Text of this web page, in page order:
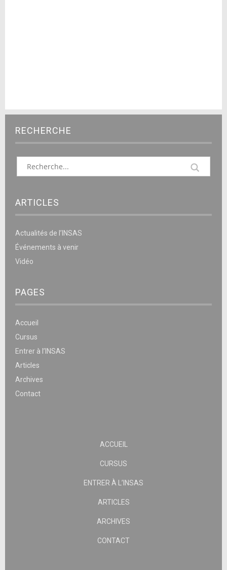
RECHERCHE
ARTICLES
Actualités de l’INSAS
Événements à venir
Vidéo
PAGES
Accueil
Cursus
Entrer à l’INSAS
Articles
Archives
Contact
ACCUEIL
CURSUS
ENTRER À L’INSAS
ARTICLES
ARCHIVES
CONTACT